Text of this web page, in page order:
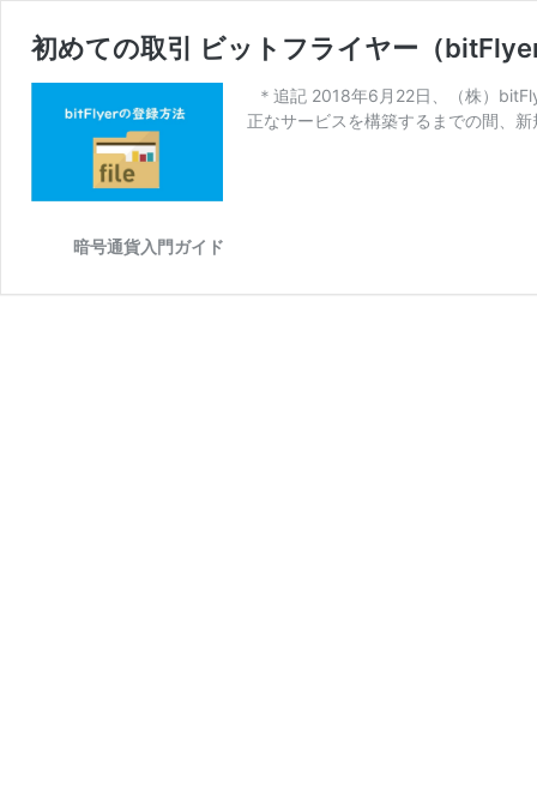
初めての取引 ビットフライヤー（
＊追記 2018年6月22日、（株）
正なサービスを構築するまでの間、
暗号通貨入門ガイド